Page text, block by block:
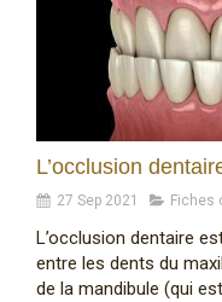
L’occlusion
27 Sep 2021 Fiches
L’occlusion dentaire
entre les dents du
de la mandibule (qui